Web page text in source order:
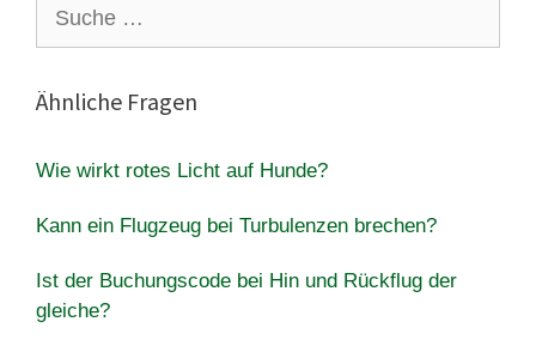
nach:
Ähnliche Fragen
Wie wirkt rotes Licht auf Hunde?
Kann ein Flugzeug bei Turbulenzen brechen?
Ist der Buchungscode bei Hin und Rückflug der
gleiche?